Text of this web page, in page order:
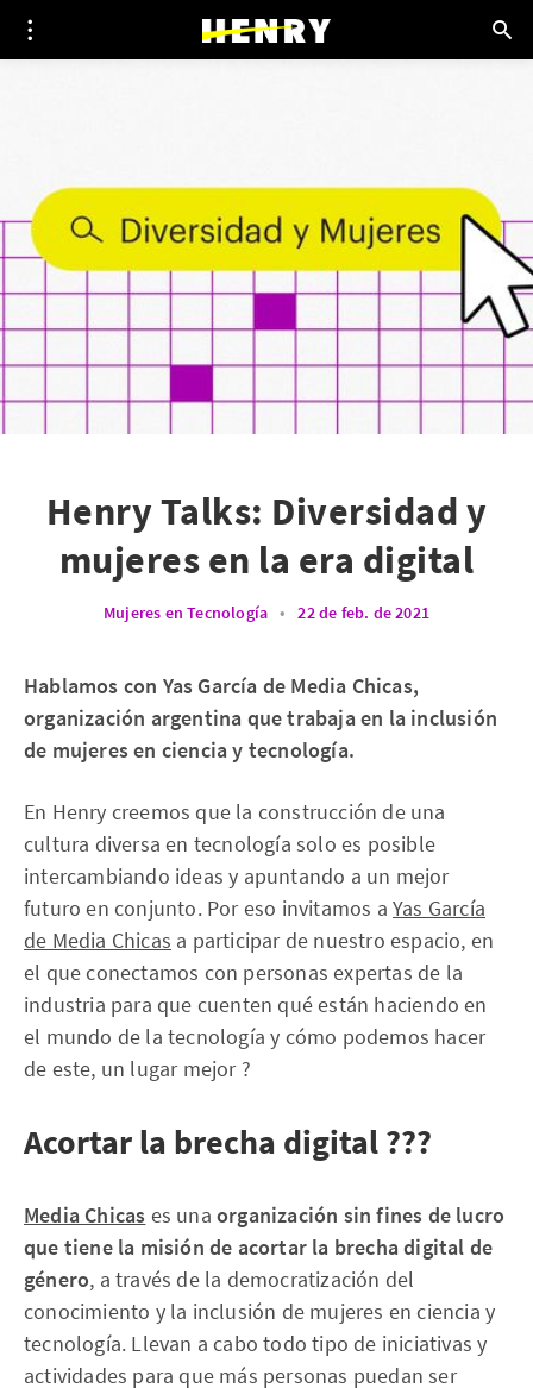
Henry Talks: Diversidad y
mujeres en la era digital
Mujeres en Tecnología • 22 de feb. de 2021
Hablamos con Yas García de Media Chicas,
organización argentina que trabaja en la inclusión
de mujeres en ciencia y tecnología.
En Henry creemos que la construcción de una
cultura diversa en tecnología solo es posible
intercambiando ideas y apuntando a un mejor
futuro en conjunto. Por eso invitamos a Yas García
de Media Chicas a participar de nuestro espacio, en
el que conectamos con personas expertas de la
industria para que cuenten qué están haciendo en
el mundo de la tecnología y cómo podemos hacer
de este, un lugar mejor ?
Acortar la brecha digital ??‍?
Media Chicas es unaorganización sin fines de lucro
que tiene la misión de acortar la brecha digital de
género, a través de la democratización del
conocimiento y la inclusión de mujeres en ciencia y
tecnología. Llevan a cabo todo tipo de iniciativas y
actividades para que más personas puedan ser